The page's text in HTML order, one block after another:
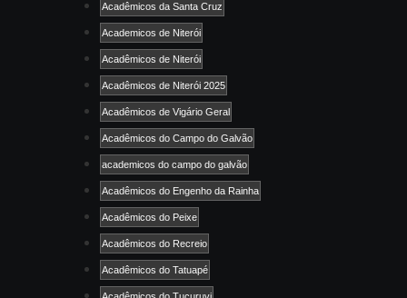
Acadêmicos da Santa Cruz
Academicos de Niterói
Acadêmicos de Niterói
Acadêmicos de Niterói 2025
Acadêmicos de Vigário Geral
Acadêmicos do Campo do Galvão
academicos do campo do galvão
Acadêmicos do Engenho da Rainha
Acadêmicos do Peixe
Acadêmicos do Recreio
Acadêmicos do Tatuapé